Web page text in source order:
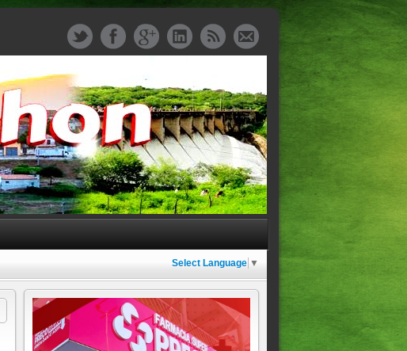
Select Language ▼